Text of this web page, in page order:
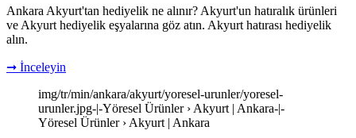
Ankara Akyurt'tan hediyelik ne alınır? Akyurt'un hatıralık ürünleri
ve Akyurt hediyelik eşyalarına göz atın. Akyurt hatırası hediyelik
alın.
➞ İnceleyin
img/tr/min/ankara/akyurt/yoresel-urunler/yoresel-
urunler.jpg-|-Yöresel Ürünler › Akyurt | Ankara-|-
Yöresel Ürünler › Akyurt | Ankara